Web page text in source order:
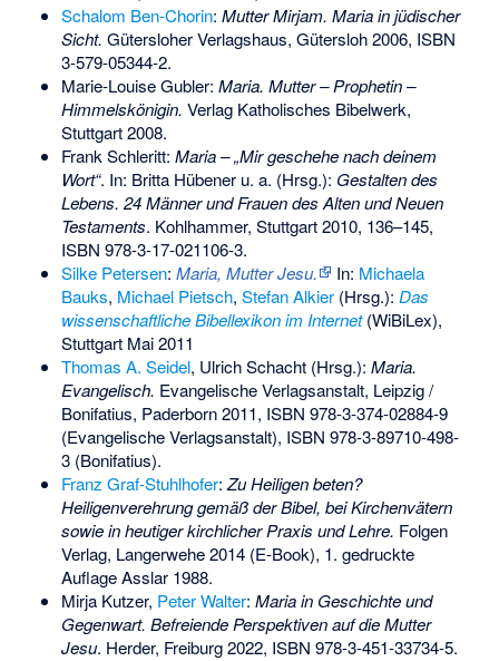
Schalom Ben-Chorin: Mutter Mirjam. Maria in jüdischer
Sicht. Gütersloher Verlagshaus, Gütersloh 2006, ISBN
3-579-05344-2.
Marie-Louise Gubler: Maria. Mutter – Prophetin –
Himmelskönigin. Verlag Katholisches Bibelwerk,
Stuttgart 2008.
Frank Schleritt: Maria – „Mir geschehe nach deinem
Wort“. In: Britta Hübener u. a. (Hrsg.): Gestalten des
Lebens. 24 Männer und Frauen des Alten und Neuen
Testaments. Kohlhammer, Stuttgart 2010, 136–145,
ISBN 978-3-17-021106-3.
Silke Petersen: Maria, Mutter Jesu. In: Michaela
Bauks, Michael Pietsch, Stefan Alkier(Hrsg.): Das
wissenschaftliche Bibellexikon im Internet(WiBiLex),
Stuttgart Mai 2011
Thomas A. Seidel, Ulrich Schacht (Hrsg.): Maria.
Evangelisch. Evangelische Verlagsanstalt, Leipzig /
Bonifatius, Paderborn 2011, ISBN 978-3-374-02884-9
(Evangelische Verlagsanstalt), ISBN 978-3-89710-498-
3(Bonifatius).
Franz Graf-Stuhlhofer: Zu Heiligen beten?
Heiligenverehrung gemäß der Bibel, bei Kirchenvätern
sowie in heutiger kirchlicher Praxis und Lehre. Folgen
Verlag, Langerwehe 2014 (E-Book), 1. gedruckte
Auflage Asslar 1988.
Mirja Kutzer, Peter Walter: Maria in Geschichte und
Gegenwart. Befreiende Perspektiven auf die Mutter
Jesu. Herder, Freiburg 2022, ISBN 978-3-451-33734-5.